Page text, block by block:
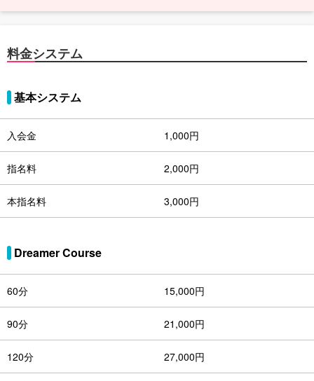
料金システム
基本システム
入会金 1,000円
指名料 2,000円
本指名料 3,000円
Dreamer Course
60分 15,000円
90分 21,000円
120分 27,000円